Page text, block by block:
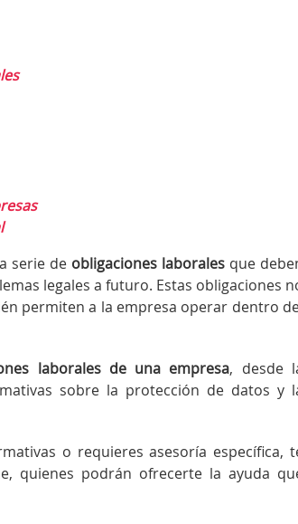
serie de obligaciones laboralesque
legales a futuro. Estas obligaciones
permiten a la empresa operar dentro
laborales de una empresa, desde
sobre la protección de datos y
o requieres asesoría específica,
quienes podrán ofrecerte la ayuda